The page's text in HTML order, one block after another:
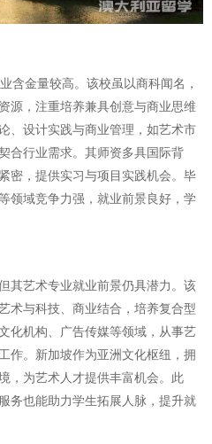
含金量较高。该校虽以商科闻名，
源，注重培养兼具创意与商业思维
、设计实践与商业管理，如艺术市
合行业需求。其师资多具国际背
密，提供实习与项目实践机会。毕
领域竞争力强，就业前景良好，学
其艺术专业就业前景仍具潜力。该
术与科技、商业结合，培养复合型
化机构、广告传媒等领域，从事艺
作。新加坡作为亚洲文化枢纽，拥
，为艺术人才提供丰富机会。此
务也能助力学生拓展人脉，提升就